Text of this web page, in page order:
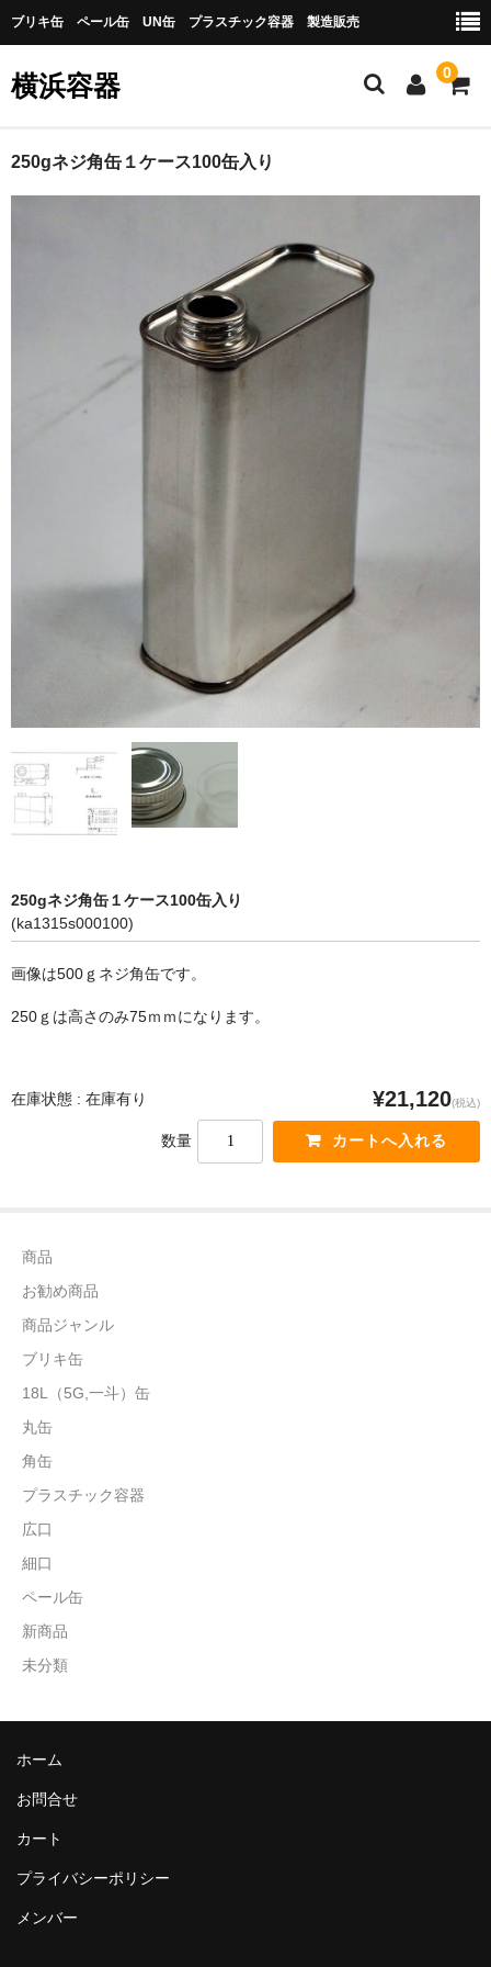
ブリキ缶 ペール缶 UN缶 プラスチック容器 製造販売
横浜容器 0
ホーム
プライバシーポリシー
250gネジ角缶１ケース100缶入り
250gネジ角缶１ケース100缶入り
(ka1315s000100)
画像は500ｇネジ角缶です。
250ｇは高さのみ75ｍｍになります。
在庫状態 : 在庫有り ¥21,120(税込)
数量
商品
お勧め商品
商品ジャンル
ブリキ缶
18L（5G,一斗）缶
丸缶
角缶
プラスチック容器
広口
細口
ペール缶
新商品
未分類
ホーム
お問合せ
カート
プライバシーポリシー
メンバー